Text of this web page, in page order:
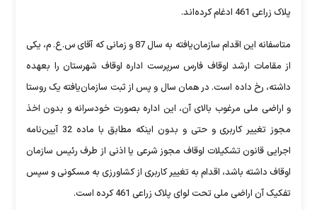
پلاک زراعی 461 ادغام کرده‌اند.
متاسفانه این اقدام سازمان‌یافته به سال 87 و زمانی که آقای س.ع. م، یکی
از مقامات ارشد اوقاف فارس سرپرست اداره اوقاف شهرستان را بعهده
داشته، رخ داده است. در همان سال و پس از ثبت سازمان‌یافته یک روستا
و اراضی ملی مرغوب بالای آن، این اداره بصورت خودسرانه و بدون اخذ
مجوز تغییر کاربری و حتی و بدون اینکه مطابق با ماده 32 آیین‌نامه
اجرایی قانون تشکیلات اوقاف مجوز شرعی یا اذنی از طرف رئیس سازمان
اوقاف داشته باشد، اقدام به تغییر کاربری از کشاورزی به مسکونی و سپس
تفکیک آن اراضی ملی تحت لوای پلاک زراعی 461 کرده است.